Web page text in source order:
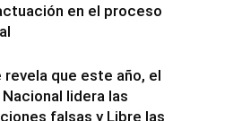
en el proceso
revela que este año, el
lidera las
falsas y Libre las